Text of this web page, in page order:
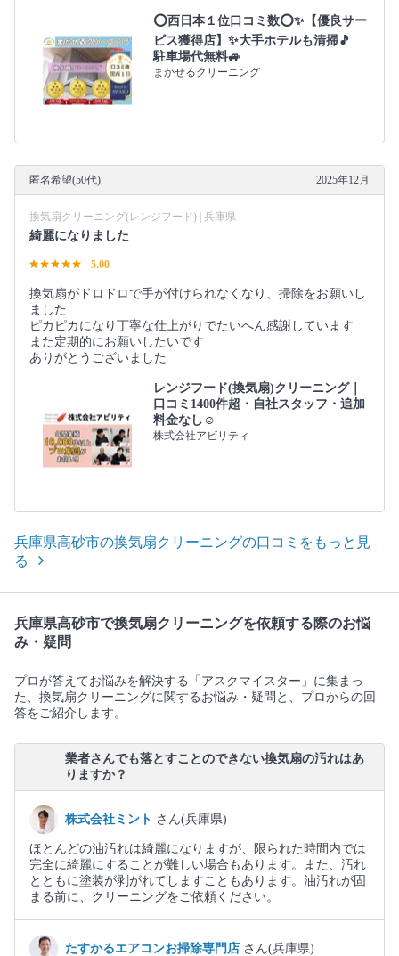
⭕西日本１位口コミ数⭕✨【優良サー
ビス獲得店】✨大手ホテルも清掃🎵
駐車場代無料🚙
まかせるクリーニング
匿名希望(50代) 2025年12月
換気扇クリーニング(レンジフード) | 兵庫県
綺麗になりました
5.00
換気扇がドロドロで手が付けられなくなり、掃除をお願いし
ました
ピカピカになり丁寧な仕上がりでたいへん感謝しています
また定期的にお願いしたいです
ありがとうございました
レンジフード(換気扇)クリーニング｜
口コミ1400件超・自社スタッフ・追加
料金なし☺️
株式会社アビリティ
兵庫県高砂市の換気扇クリーニングの口コミをもっと見
る
兵庫県高砂市で換気扇クリーニングを依頼する際のお悩
み・疑問
プロが答えてお悩みを解決する「アスクマイスター」に集まっ
た、換気扇クリーニングに関するお悩み・疑問と、プロからの回
答をご紹介します。
業者さんでも落とすことのできない換気扇の汚れはあ
りますか？
株式会社ミント さん(兵庫県)
ほとんどの油汚れは綺麗になりますが、限られた時間内では
完全に綺麗にすることが難しい場合もあります。また、汚れ
とともに塗装が剥がれてしますこともあります。油汚れが固
まる前に、クリーニングをご依頼ください。
たすかるエアコンお掃除専門店 さん(兵庫県)